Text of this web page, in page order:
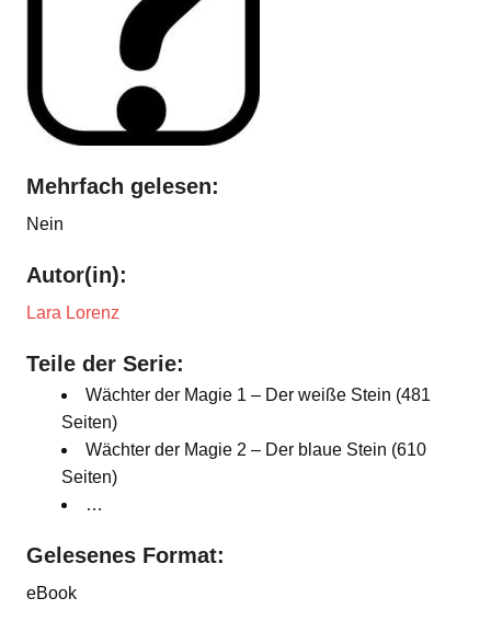
Mehrfach gelesen:
Nein
Autor(in):
Lara Lorenz
Teile der Serie:
Wächter der Magie 1 – Der weiße Stein (481
Seiten)
Wächter der Magie 2 – Der blaue Stein (610
Seiten)
…
Gelesenes Format:
eBook